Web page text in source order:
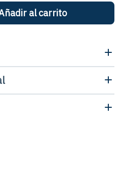
al carrito